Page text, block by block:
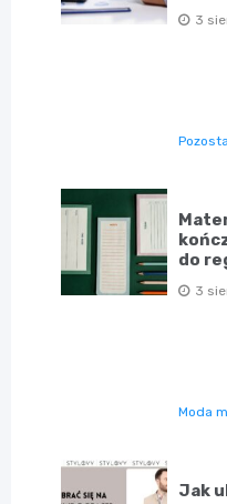
3
do
3
Moda
Jak